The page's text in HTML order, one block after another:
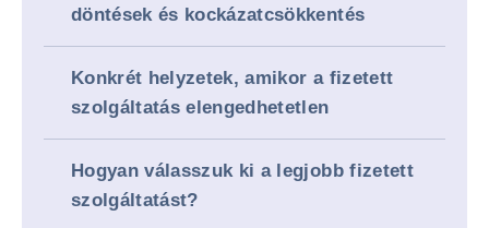
döntések és kockázatcsökkentés
Konkrét helyzetek, amikor a fizetett
szolgáltatás elengedhetetlen
Hogyan válasszuk ki a legjobb fizetett
szolgáltatást?